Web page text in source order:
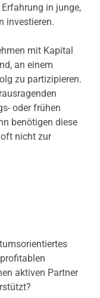
in junge,
investieren.
mit Kapital
an einem
zu partizipieren.
oder frühen
benötigen diese
nicht zur
aktiven Partner